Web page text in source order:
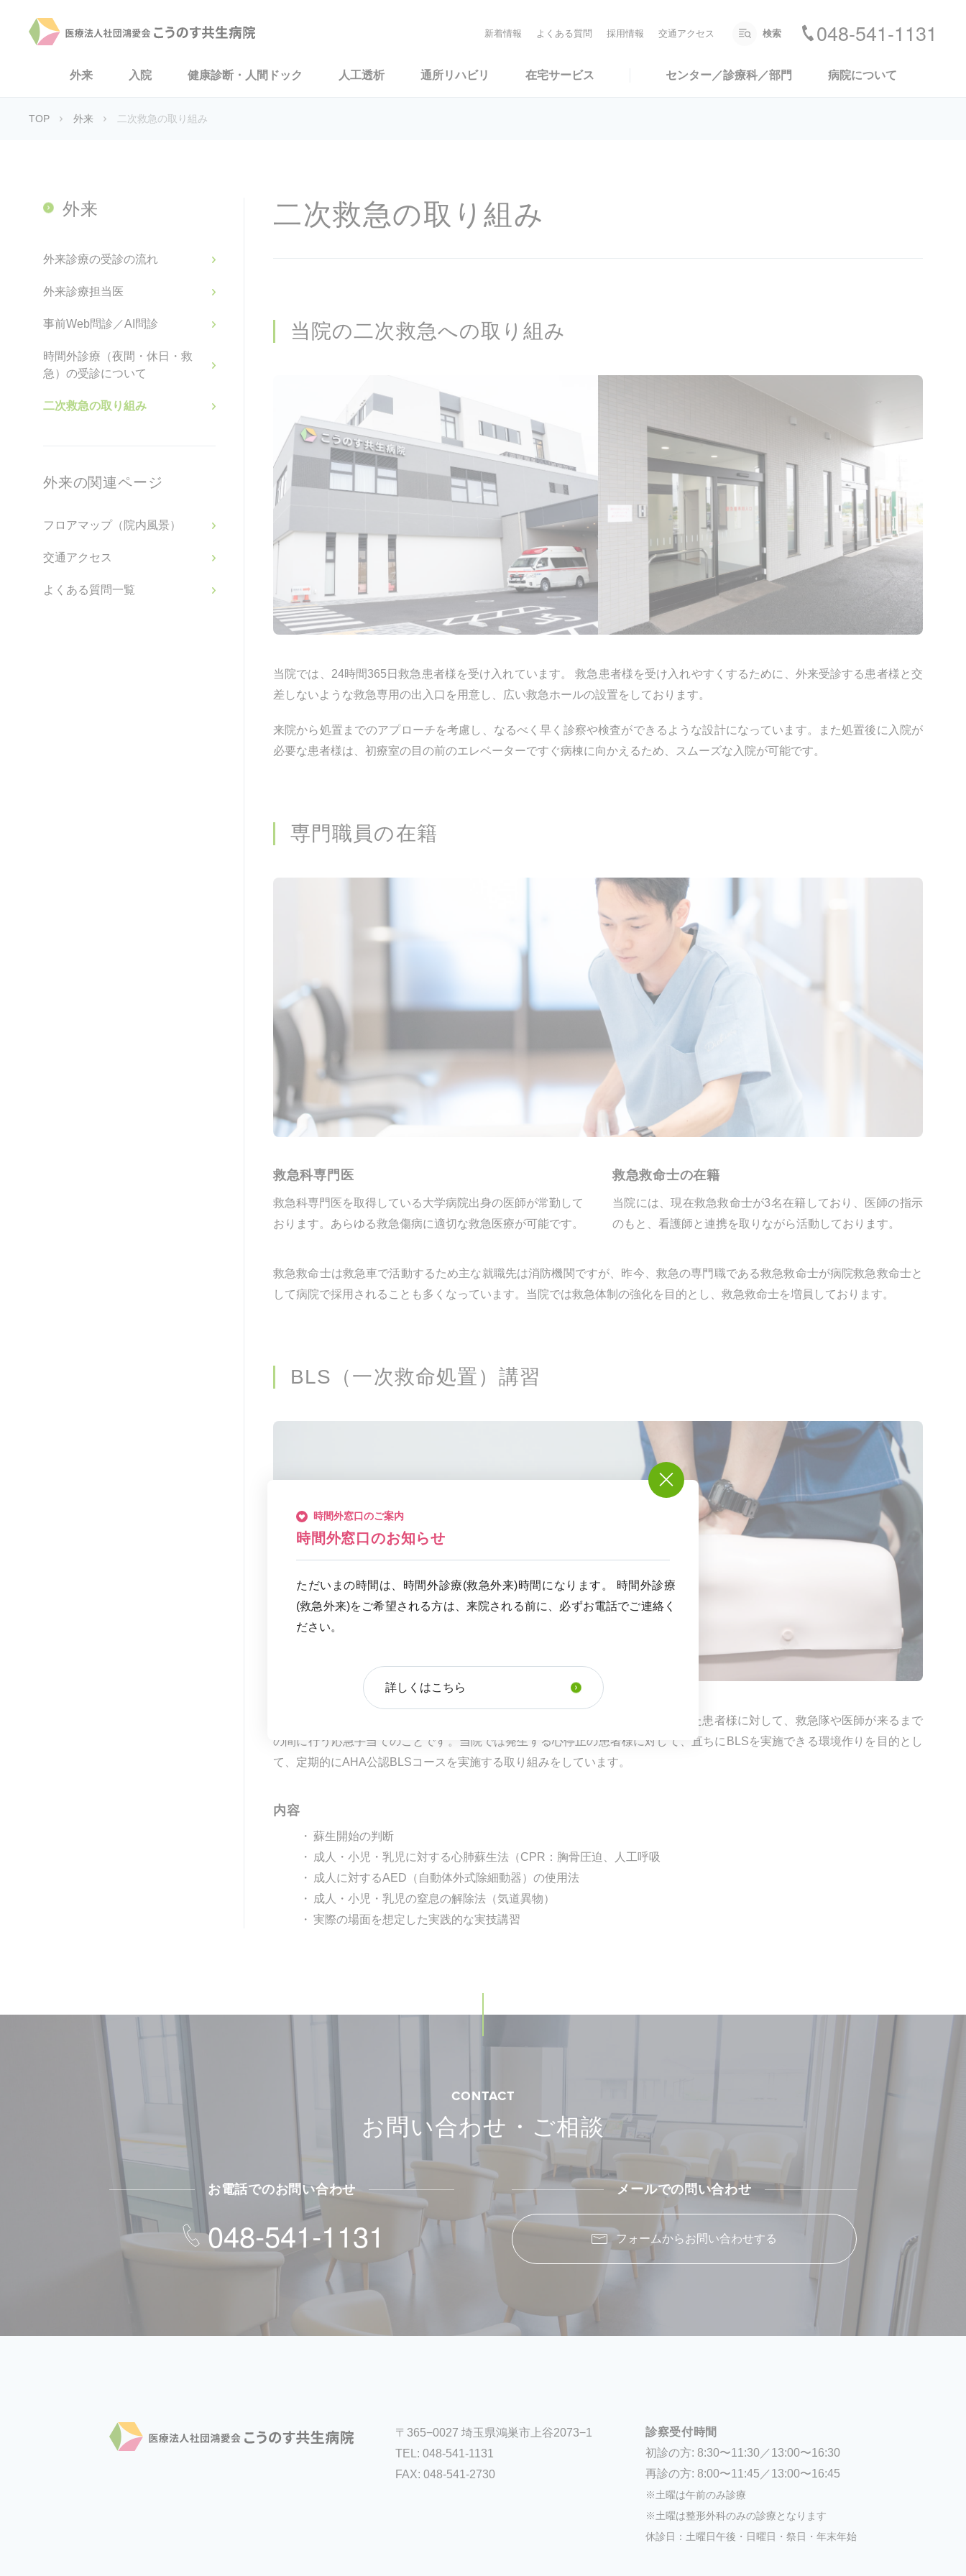
外来 入院 健康診断・人間ドック 人工透析 通所リハビリ 在宅サービス センター／診療科／部門 病院について
新着情報 よくある質問 採用情報 交通アクセス 検索 048-541-1131
TOP 外来 二次救急の取り組み
二次救急の取り組み
当院の二次救急への取り組み
当院では、24時間365日救急患者様を受け入れています。 救急患者様を受け入れやすくするために、外来受診する患者様と交
差しないような救急専用の出入口を用意し、広い救急ホールの設置をしております。
来院から処置までのアプローチを考慮し、なるべく早く診察や検査ができるような設計になっています。また処置後に入院が
必要な患者様は、初療室の目の前のエレベーターですぐ病棟に向かえるため、スムーズな入院が可能です。
専門職員の在籍
救急科専門医
救急科専門医を取得している大学病院出身の医師が常勤して
おります。あらゆる救急傷病に適切な救急医療が可能です。
救急救命士の在籍
当院には、現在救急救命士が3名在籍しており、医師の指示
のもと、看護師と連携を取りながら活動しております。
救急救命士は救急車で活動するため主な就職先は消防機関ですが、昨今、救急の専門職である救急救命士が病院救急救命士と
して病院で採用されることも多くなっています。当院では救急体制の強化を目的とし、救急救命士を増員しております。
BLS（一次救命処置）講習
BLSとは、Basic Life Supportの略称です。院内や院外で心停止または呼吸停止した患者様に対して、救急隊や医師が来るまで
の間に行う応急手当てのことです。当院では発生する心停止の患者様に対して、直ちにBLSを実施できる環境作りを目的とし
て、定期的にAHA公認BLSコースを実施する取り組みをしています。
内容
蘇生開始の判断
成人・小児・乳児に対する心肺蘇生法（CPR：胸骨圧迫、人工呼吸
成人に対するAED（自動体外式除細動器）の使用法
成人・小児・乳児の窒息の解除法（気道異物）
実際の場面を想定した実践的な実技講習
外来
外来診療の受診の流れ
外来診療担当医
事前Web問診／AI問診
時間外診療（夜間・休日・救
急）の受診について
二次救急の取り組み
外来の関連ページ
フロアマップ（院内風景）
交通アクセス
よくある質問一覧
CONTACT
お問い合わせ・ご相談
お電話でのお問い合わせ
048-541-1131
メールでの問い合わせ
フォームからお問い合わせする
〒365−0027 埼玉県鴻巣市上谷2073−1
TEL: 048-541-1131
FAX: 048-541-2730
診察受付時間
初診の方: 8:30〜11:30／13:00〜16:30
再診の方: 8:00〜11:45／13:00〜16:45
※土曜は午前のみ診療
※土曜は整形外科のみの診療となります
休診日：土曜日午後・日曜日・祭日・年末年始
時間外窓口のご案内
時間外窓口のお知らせ
ただいまの時間は、時間外診療(救急外来)時間になります。 時間外診療
(救急外来)をご希望される方は、来院される前に、必ずお電話でご連絡く
ださい。
詳しくはこちら